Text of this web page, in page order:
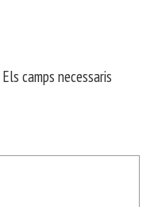
Els camps necessaris